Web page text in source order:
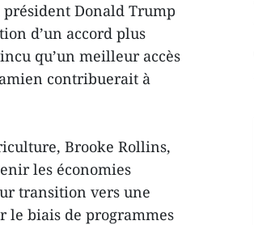
Donald Trump
d’un accord plus
qu’un meilleur accès
contribuerait à
Brooke Rollins,
les économies
transition vers une
le biais de programmes